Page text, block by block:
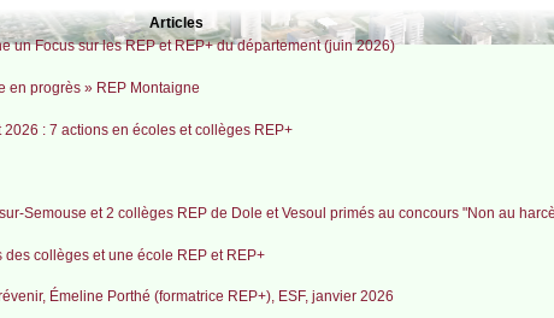
Articles
un Focus sur les REP et REP+ du département (juin 2026)
en progrès » REP Montaigne
: 7 actions en écoles et collèges REP+
Semouse et 2 collèges REP de Dole et Vesoul primés au concours "Non au
collèges et une école REP et REP+
Émeline Porthé (formatrice REP+), ESF, janvier 2026